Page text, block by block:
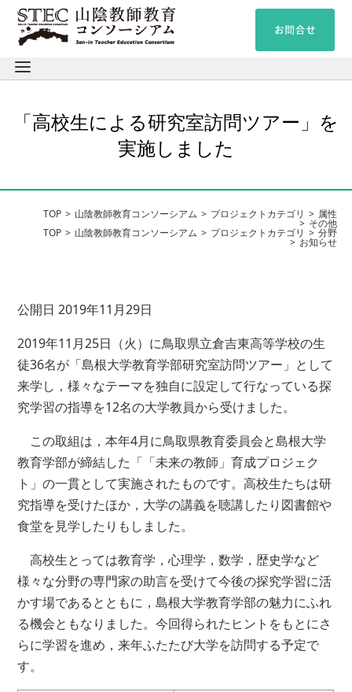
「高校生による研究室訪問ツアー」を
実施しました
TOP 山陰教師教育コンソーシアム プロジェクトカテゴリ 属性
その他
TOP 山陰教師教育コンソーシアム プロジェクトカテゴリ 分野
お知らせ
公開日 2019年11月29日
2019年11月25日（火）に鳥取県立倉吉東高等学校の生
徒36名が「島根大学教育学部研究室訪問ツアー」として
来学し，様々なテーマを独自に設定して行なっている探
究学習の指導を12名の大学教員から受けました。
この取組は，本年4月に鳥取県教育委員会と島根大学
教育学部が締結した「「未来の教師」育成プロジェク
ト」の一貫として実施されたものです。高校生たちは研
究指導を受けたほか，大学の講義を聴講したり図書館や
食堂を見学したりもしました。
高校生とっては教育学，心理学，数学，歴史学など
様々な分野の専門家の助言を受けて今後の探究学習に活
かす場であるとともに，島根大学教育学部の魅力にふれ
る機会ともなりました。今回得られたヒントをもとにさ
らに学習を進め，来年ふたたび大学を訪問する予定で
す。